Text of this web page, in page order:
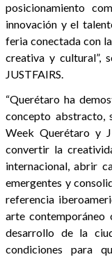
posicionamiento
innovación y el
feria conectada con
creativa y cultural”,
JUSTFAIRS.
“Querétaro ha
concepto abstracto,
Week Querétaro y
convertir la
internacional, abrir
emergentes y
referencia
arte
desarrollo de la
condiciones para